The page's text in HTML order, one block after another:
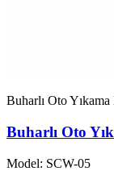
Buharlı Oto
Buharlı Oto
Model: SCW-05